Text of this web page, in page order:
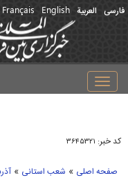
فارسی العربیة English
Français
Toggle
navigation
کد خبر: ۳۶۴۵۳۲۱
صفحه اصلی » شعب استانی »